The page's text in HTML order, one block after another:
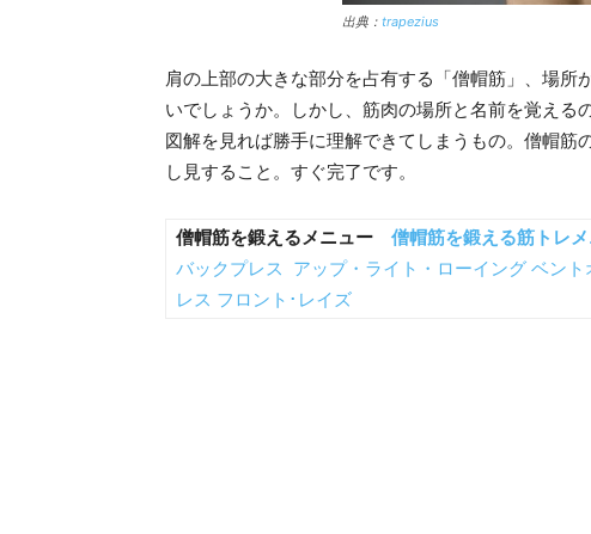
出典： trapezius
肩の上部の大きな部分を占有する「僧帽筋」、場
いでしょうか。しかし、筋肉の場所と名前を覚え
図解を見れば勝手に理解できてしまうもの。僧帽
し見すること。すぐ完了です。
僧帽筋を鍛えるメニュー 僧帽筋を鍛える筋トレ
バックプレス アップ・ライト・ローイング ベント
レス フロント･レイズ